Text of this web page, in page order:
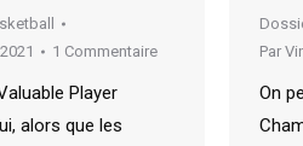
1 Commentaire
Player
alors que les
Par
On